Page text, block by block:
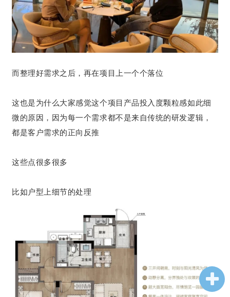
而整理好需求之后，再在项目上一个个落位
这也是为什么大家感觉这个项目产品投入度颗粒感如此细
微的原因，因为每一个需求都不是来自传统的研发逻辑，
都是客户需求的正向反推
这些点很多很多
比如户型上细节的处理